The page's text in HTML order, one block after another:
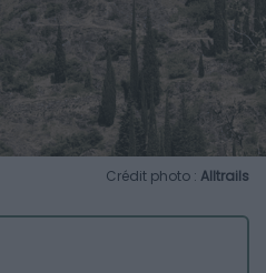
Crédit photo : Alltrails